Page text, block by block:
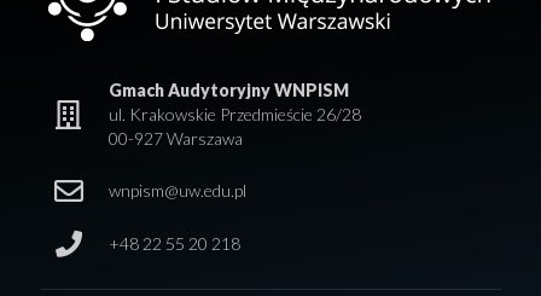
Gmach Audytoryjny WNPISM
ul. Krakowskie Przedmieście 26/28
00-927 Warszawa
wnpism@uw.edu.pl
+48 22 55 20 218